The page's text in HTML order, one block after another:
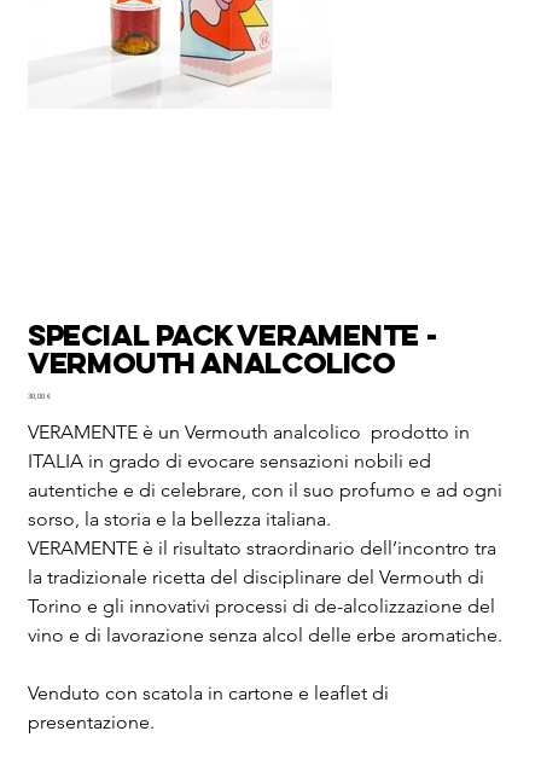
Special Pack VERAMENTE -
Vermouth analcolico
Prezzo
30,00 €
VERAMENTE è un Vermouth analcolico prodotto in
ITALIA in grado di evocare sensazioni nobili ed
autentiche e di celebrare, con il suo profumo e ad ogni
sorso, la storia e la bellezza italiana.
VERAMENTE è il risultato straordinario dell’incontro tra
la tradizionale ricetta del disciplinare del Vermouth di
Torino e gli innovativi processi di de-alcolizzazione del
vino e di lavorazione senza alcol delle erbe aromatiche.
Venduto con scatola in cartone e leaflet di
presentazione.